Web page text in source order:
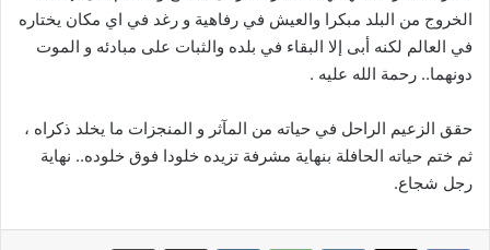
الخروج من البلد مبكرا والعيش في رفاهية و رغد في اي مكان يختاره
في العالم لكنه أبى إلا البقاء في بلده والثبات على مبادئه و الموت
دونهما.. رحمة الله عليه .
حقق الزعيم الراحل في حياته من المآثر و المنجزات ما يخلد ذكراه ،
ثم ختم حياته الحافلة بنهاية مشرفة تزيده خلودا فوق خلوده.. نهاية
رجل شجاع.